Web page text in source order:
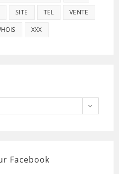
SITE TEL VENTE
XXX
Facebook